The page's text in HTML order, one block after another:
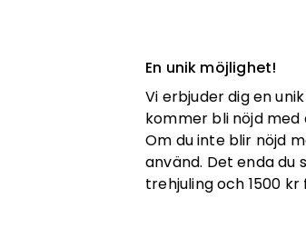
En unik möjlighet!
Vi erbjuder dig en
kommer bli nöjd
Om du inte blir nöjd
använd. Det enda du
trehjuling och 1500